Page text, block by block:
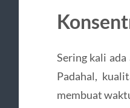
Sering kali
Padahal,
membuat